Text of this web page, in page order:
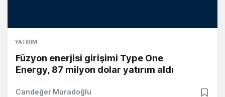
YATIRIM
Füzyon enerjisi girişimi Type One
Energy, 87 milyon dolar yatırım aldı
Candeğer Muradoğlu